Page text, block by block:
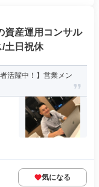
資産運用コンサル
土日祝休
活躍中！】営業メン
気になる